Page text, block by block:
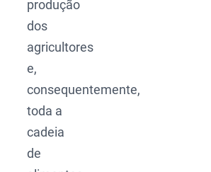
produção
dos
agricultores
e,
consequentemente,
toda a
cadeia
de